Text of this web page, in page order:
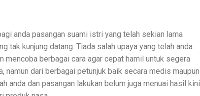
anda pasangan suami istri yang telah sekian lama
tak kunjung datang. Tiada salah upaya yang telah anda
mencoba berbagai cara agar cepat hamil untuk segera
namun dari berbagai petunjuk baik secara medis maupun
anda dan pasangan lakukan belum juga menuai hasil kini